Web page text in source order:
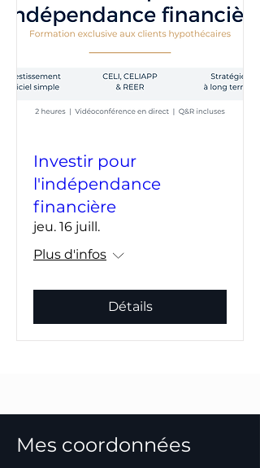
Investir pour
l'indépendance
financière
jeu. 16 juill.
Plus d'infos
Détails
Mes coordonnées